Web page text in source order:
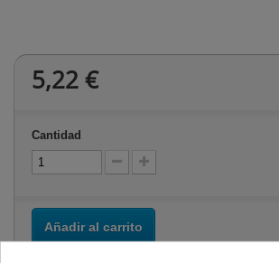
5,22 €
Cantidad
Añadir al carrito